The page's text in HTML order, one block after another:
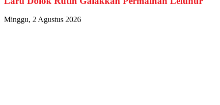
Minggu, 2 Agustus 2026